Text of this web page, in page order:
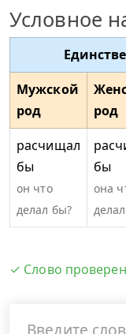
Условное
Мужской
род
род
расчищал
бы
он что
делал бы?
бы
она
✓ Слово